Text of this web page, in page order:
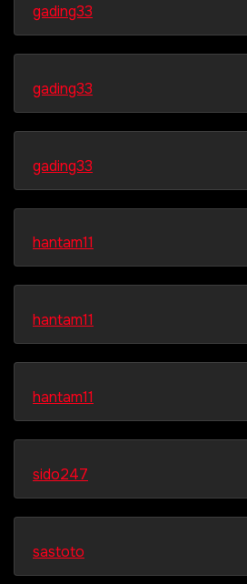
gading33
gading33
gading33
hantam11
hantam11
hantam11
sido247
sastoto